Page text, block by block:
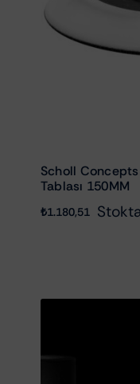
Scholl Concepts
Tablası 150MM
₺1.180,51